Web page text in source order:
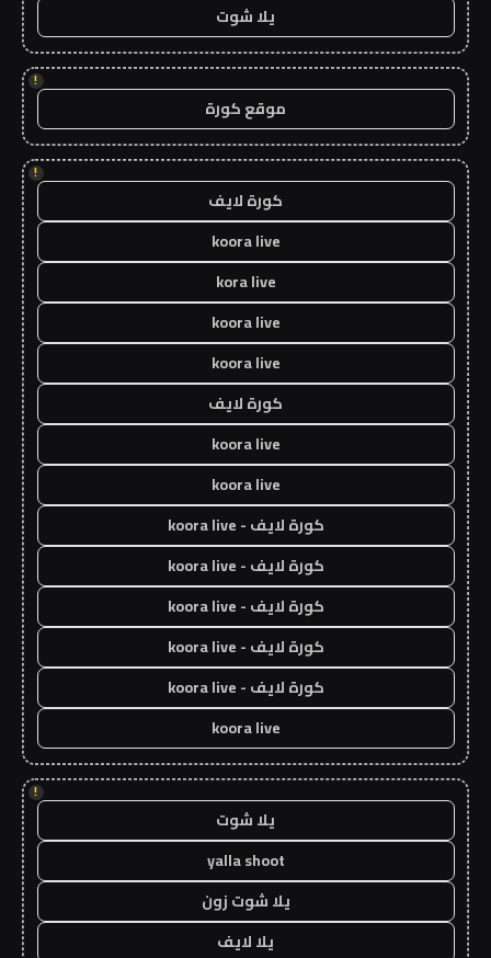
يلا شوت
!
موقع كورة
!
كورة لايف
koora live
kora live
koora live
koora live
كورة لايف
koora live
koora live
كورة لايف - koora live
كورة لايف - koora live
كورة لايف - koora live
كورة لايف - koora live
كورة لايف - koora live
koora live
!
يلا شوت
yalla shoot
يلا شوت زون
يلا لايف